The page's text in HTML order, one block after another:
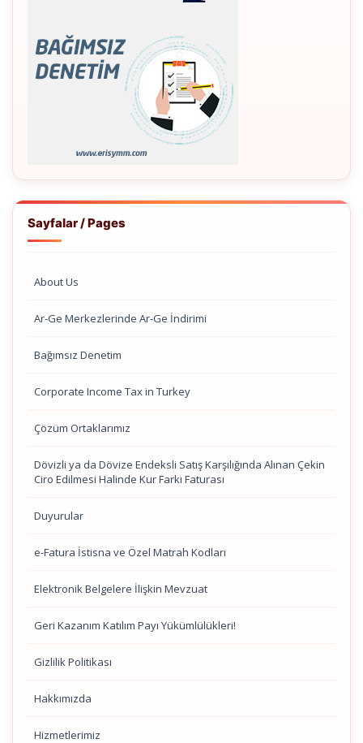
Sayfalar / Pages
About Us
Ar-Ge Merkezlerinde Ar-Ge İndirimi
Bağımsız Denetim
Corporate Income Tax in Turkey
Çözüm Ortaklarımız
Dövizli ya da Dövize Endeksli Satış Karşılığında Alınan Çekin
Ciro Edilmesi Halinde Kur Farkı Faturası
Duyurular
e-Fatura İstisna ve Özel Matrah Kodları
Elektronik Belgelere İlişkin Mevzuat
Geri Kazanım Katılım Payı Yükümlülükleri!
Gizlilik Politikası
Hakkımızda
Hizmetlerimiz